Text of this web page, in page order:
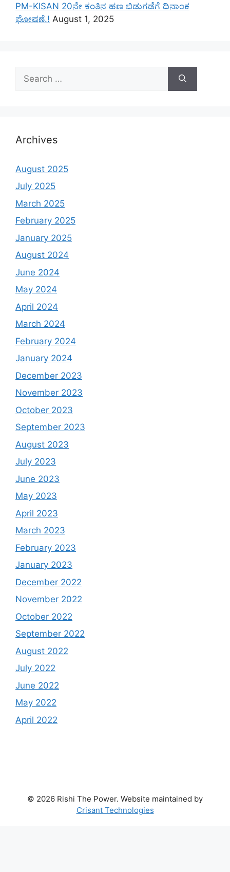
PM-KISAN 20ನೇ ಕಂತಿನ ಹಣ ಬಿಡುಗಡೆಗೆ ದಿನಾಂಕ
ಘೋಷಣೆ.! August 1, 2025
for:
Archives
August 2025
July 2025
March 2025
February 2025
January 2025
August 2024
June 2024
May 2024
April 2024
March 2024
February 2024
January 2024
December 2023
November 2023
October 2023
September 2023
August 2023
July 2023
June 2023
May 2023
April 2023
March 2023
February 2023
January 2023
December 2022
November 2022
October 2022
September 2022
August 2022
July 2022
June 2022
May 2022
April 2022
© 2026 Rishi The Power. Website maintained by
Crisant Technologies